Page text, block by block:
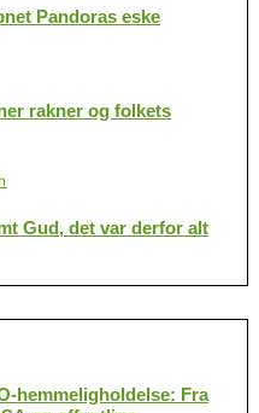
Pandoras eske
rakner og folkets
Gud, det var derfor alt
hemmeligholdelse: Fra